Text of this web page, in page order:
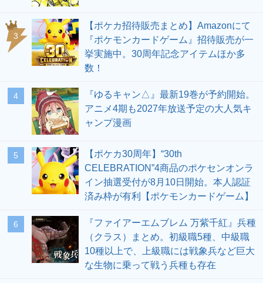
3
【ポケカ招待販売まとめ】Amazonにて
『ポケモンカードゲーム』招待販売が一
挙実施中。30周年記念アイテムほか多
数！
4
『ゆるキャン△』最新19巻が予約開始。
アニメ4期も2027年放送予定の大人気キ
ャンプ漫画
5
【ポケカ30周年】“30th
CELEBRATION”4商品のポケセンオンラ
イン抽選受付が8月10日開始。本人認証
済み枠が有利【ポケモンカードゲーム】
6
『ファイアーエムブレム 万紫千紅』兵種
（クラス）まとめ。初級職5種、中級職
10種以上で、上級職には戦象兵など巨大
な生物に乗って戦う兵種も存在